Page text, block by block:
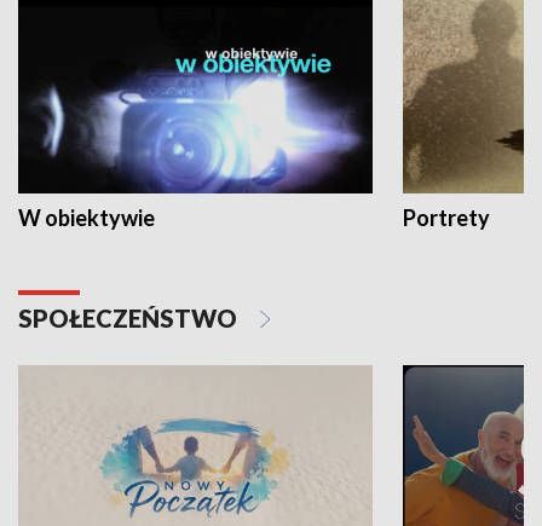
W obiektywie Portrety
SPOŁECZEŃSTWO